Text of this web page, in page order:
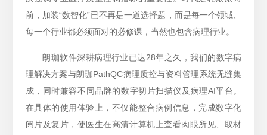
前，加装“数智化”已不再是一道选择题，而是每一个领域、
每一个行业都必须面对的必修课，当然也包含病理行业。
朗珈软件深耕病理行业已达28年之久，我们的数字病
理解决方案与朗珈PathQC病理质控与资料管理系统无缝集
成，同时兼容不同品牌的数字切片扫描仪及病理AI平台。
在具体的使用体验上，不仅能整合病例信息，完成数字化
阅片及复片，使医生在高清计算机上查看肉眼所见、取材